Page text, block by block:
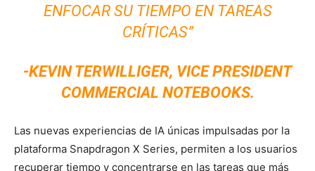
ENFOCAR SU TIEMPO EN TAREAS
CRÍTICAS”
-KEVIN TERWILLIGER, VICE PRESIDENT
COMMERCIAL NOTEBOOKS.
Las nuevas experiencias de IA únicas impulsadas por la
plataforma Snapdragon X Series, permiten a los usuarios
recuperar tiempo y concentrarse en las tareas que más